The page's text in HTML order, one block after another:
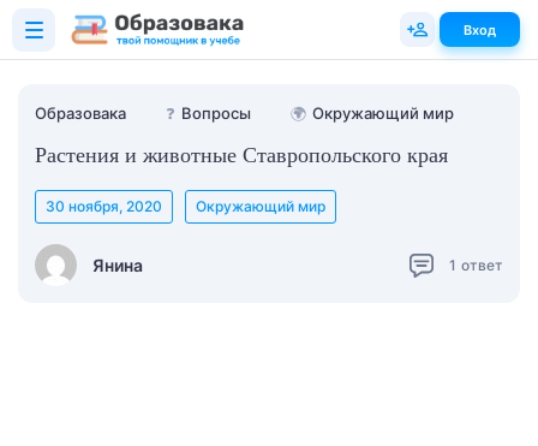
Образовака ❓ Вопросы 🌍 Окружающий мир
Растения и животные Ставропольского края
Янина
30 ноября, 2020 Окружающий мир
1 ответ
Вход